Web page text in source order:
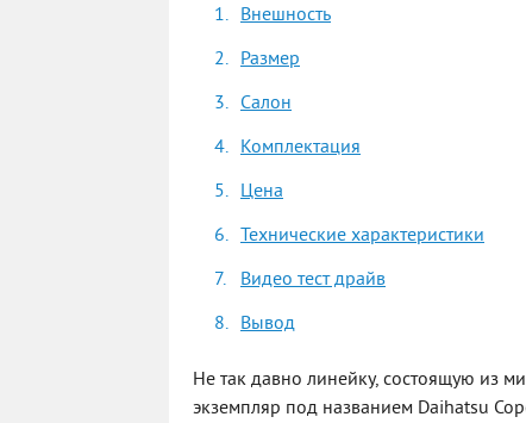
Внешность
Размер
Салон
Комплектация
Цена
Технические характеристики
Видео тест драйв
Вывод
Не так давно линейку, состоящую из
экземпляр под названием Daihatsu